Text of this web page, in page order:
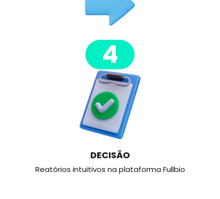
4
DECISÃO
Reatórios intuitivos na plataforma Fullbio